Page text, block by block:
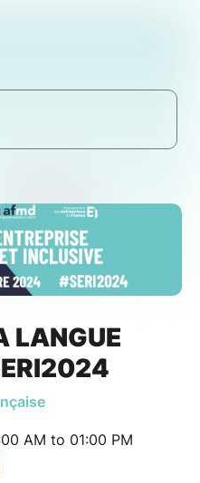
LANGUE
AM to 01:00 PM